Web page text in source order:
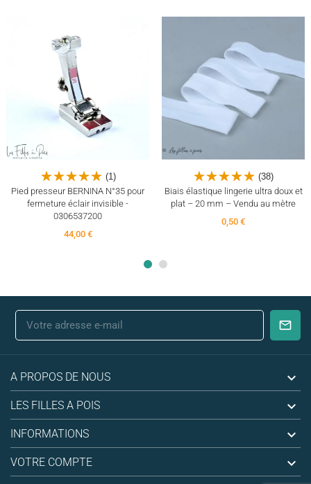
(1)
Pied presseur BERNINA N°35 pour
fermeture éclair invisible -
0306537200
44,00 €
(38)
Biais élastique lingerie ultra doux et
plat – 20 mm – Vendu au mètre
0,50 €
A PROPOS DE NOUS 
LES FILLES A POIS 
INFORMATIONS 
VOTRE COMPTE 